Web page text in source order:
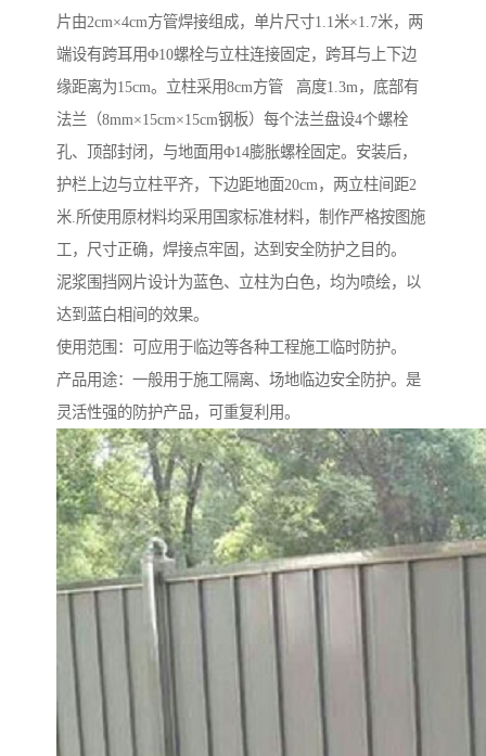
片由2cm×4cm方管焊接组成，单片尺寸1.1米×1.7米，两
端设有跨耳用Φ10螺栓与立柱连接固定，跨耳与上下边
缘距离为15cm。立柱采用8cm方管 高度1.3m，底部有
法兰（8mm×15cm×15cm钢板）每个法兰盘设4个螺栓
孔、顶部封闭，与地面用Φ14膨胀螺栓固定。安装后，
护栏上边与立柱平齐，下边距地面20cm，两立柱间距2
米.所使用原材料均采用国家标准材料，制作严格按图施
工，尺寸正确，焊接点牢固，达到安全防护之目的。
泥浆围挡网片设计为蓝色、立柱为白色，均为喷绘，以
达到蓝白相间的效果。
使用范围：可应用于临边等各种工程施工临时防护。
产品用途：一般用于施工隔离、场地临边安全防护。是
灵活性强的防护产品，可重复利用。